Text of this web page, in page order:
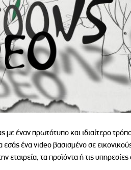
με έναν πρωτότυπο και ιδιαίτερο
εσάς ένα video βασισμένο σε
εταιρεία, τα προϊόντα ή τις υπηρεσίες